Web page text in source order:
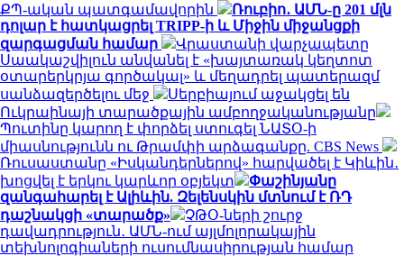
ՔՊ-ական պատգամավորին
Ռուբիո․ ԱՄՆ-ը 201 մլն
դոլար է հատկացրել TRIPP-ի և Միջին միջանցքի
զարգացման համար
Վրաստանի վարչապետը
Սաակաշվիլուն անվանել է «խայտառակ կեղտոտ
օտարերկրյա գործակալ» և մեղադրել պատերազմ
սանձազերծելու մեջ
Սերբիայում աջակցել են
Ուկրաինայի տարածքային ամբողջականությանը
Պուտինը կարող է փորձել ստուգել ՆԱՏՕ-ի
միասնությունն ու Թրամփի արձագանքը. CBS News
Ռուսաստանը «Իսկանդերներով» հարվածել է Կիևին․
խոցվել է երկու կարևոր օբյեկտ
Փաշինյանը
զանգահարել է Ալիևին. Զելենսկին մտնում է ՌԴ
դաշնակցի «տարածք»
ՉԹՕ-ների շուրջ
դավադրություն․ ԱՄՆ-ում այլմոլորակային
տեխնոլոգիաների ուսումնասիրության համար